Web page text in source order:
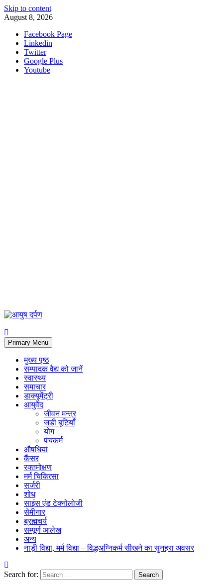
Skip to content
August 8, 2026
Facebook Page
Linkedin
Twitter
Google Plus
Youtube
Primary Menu
मुख्य पृष्ठ
सम्पादक वैद्य को जानें
स्वास्थ्य
समाचार
डाक्यूमेंट्री
आयुर्वेद
जीवन मन्त्र
जडी बूटियाँ
योग
पंचकर्म
औषधियां
कैंसर
रक्तमोक्षण
मर्म चिकित्सा
सर्जरी
शोध
साइंस एंड टेक्नोलोजी
सेमीनार
ब्रह्मचर्य
सम्पूर्ण आलेख
अन्य
नाड़ी विद्या, मर्म विद्या – विद्धअग्निकर्म सीखने का सुनहरा अवसर
Search for: